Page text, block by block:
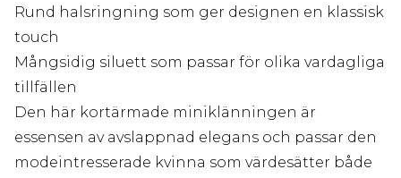
Rund halsringning som ger designen en klassisk
touch
Mångsidig siluett som passar för olika vardagliga
tillfällen
Den här kortärmade miniklänningen är
essensen av avslappnad elegans och passar den
modeintresserade kvinna som värdesätter både